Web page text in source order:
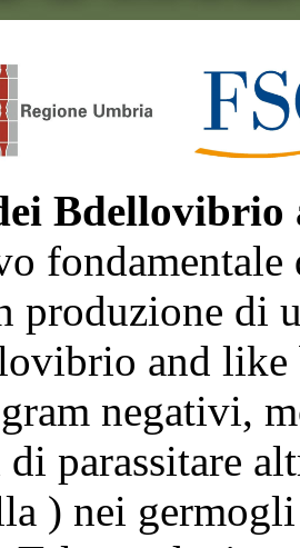
fondamentale
produzione di
and like
negativi,
di parassitare
) nei